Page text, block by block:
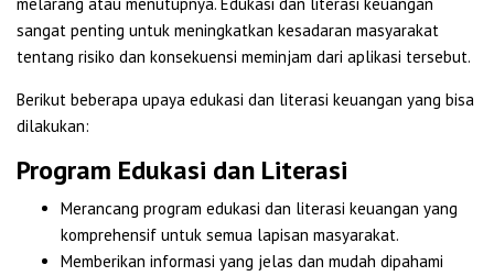
sangat penting untuk meningkatkan kesadaran masyarakat
tentang risiko dan konsekuensi meminjam dari aplikasi tersebut.
Berikut beberapa upaya edukasi dan literasi keuangan yang bisa
dilakukan:
Program Edukasi dan Literasi
Merancang program edukasi dan literasi keuangan yang
komprehensif untuk semua lapisan masyarakat.
Memberikan informasi yang jelas dan mudah dipahami